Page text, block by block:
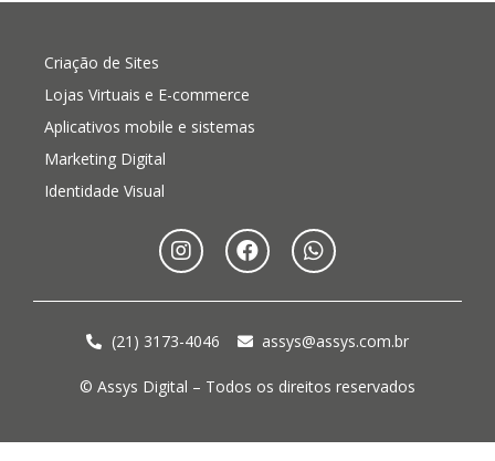
Criação de Sites
Lojas Virtuais e E-commerce
Aplicativos mobile e sistemas
Marketing Digital
Identidade Visual
(21) 3173-4046 assys@assys.com.br
© Assys Digital – Todos os direitos reservados